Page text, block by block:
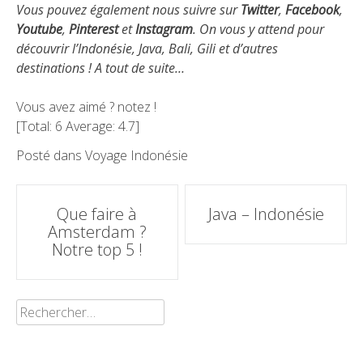
Vous pouvez également nous suivre surTwitter, Facebook,
Youtube, PinterestetInstagram. On vous y attend pour
découvrir l’Indonésie, Java, Bali, Gili et d’autres
destinations ! A tout de suite…
Vous avez aimé ? notez !
[Total: 6 Average: 4.7]
Posté dans Voyage Indonésie
navigationQue faire à
Amsterdam ?
Notre top 5 !
Java – Indonésie
Rechercher :